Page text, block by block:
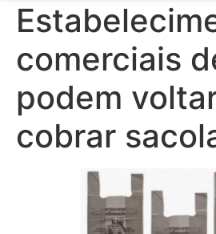
comerciais
podem
cobrar